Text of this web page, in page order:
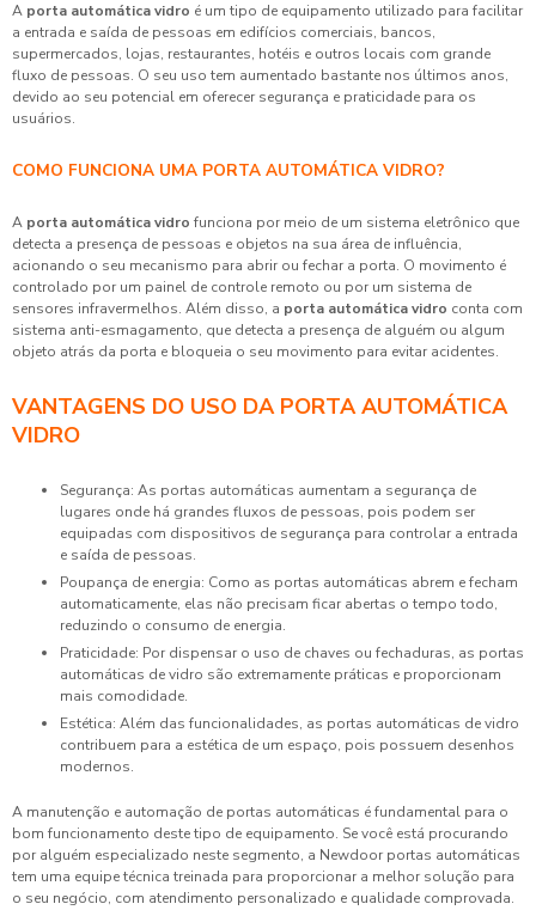
A porta automática vidro é um tipo de equipamento utilizado para facilitar
a entrada e saída de pessoas em edifícios comerciais, bancos,
supermercados, lojas, restaurantes, hotéis e outros locais com grande
fluxo de pessoas. O seu uso tem aumentado bastante nos últimos anos,
devido ao seu potencial em oferecer segurança e praticidade para os
usuários.
COMO FUNCIONA UMA PORTA AUTOMÁTICA VIDRO?
A porta automática vidro funciona por meio de um sistema eletrônico que
detecta a presença de pessoas e objetos na sua área de influência,
acionando o seu mecanismo para abrir ou fechar a porta. O movimento é
controlado por um painel de controle remoto ou por um sistema de
sensores infravermelhos. Além disso, a porta automática vidro conta com
sistema anti-esmagamento, que detecta a presença de alguém ou algum
objeto atrás da porta e bloqueia o seu movimento para evitar acidentes.
VANTAGENS DO USO DA PORTA AUTOMÁTICA
VIDRO
Segurança: As portas automáticas aumentam a segurança de
lugares onde há grandes fluxos de pessoas, pois podem ser
equipadas com dispositivos de segurança para controlar a entrada
e saída de pessoas.
Poupança de energia: Como as portas automáticas abrem e fecham
automaticamente, elas não precisam ficar abertas o tempo todo,
reduzindo o consumo de energia.
Praticidade: Por dispensar o uso de chaves ou fechaduras, as portas
automáticas de vidro são extremamente práticas e proporcionam
mais comodidade.
Estética: Além das funcionalidades, as portas automáticas de vidro
contribuem para a estética de um espaço, pois possuem desenhos
modernos.
A manutenção e automação de portas automáticas é fundamental para o
bom funcionamento deste tipo de equipamento. Se você está procurando
por alguém especializado neste segmento, a Newdoor portas automáticas
tem uma equipe técnica treinada para proporcionar a melhor solução para
o seu negócio, com atendimento personalizado e qualidade comprovada.